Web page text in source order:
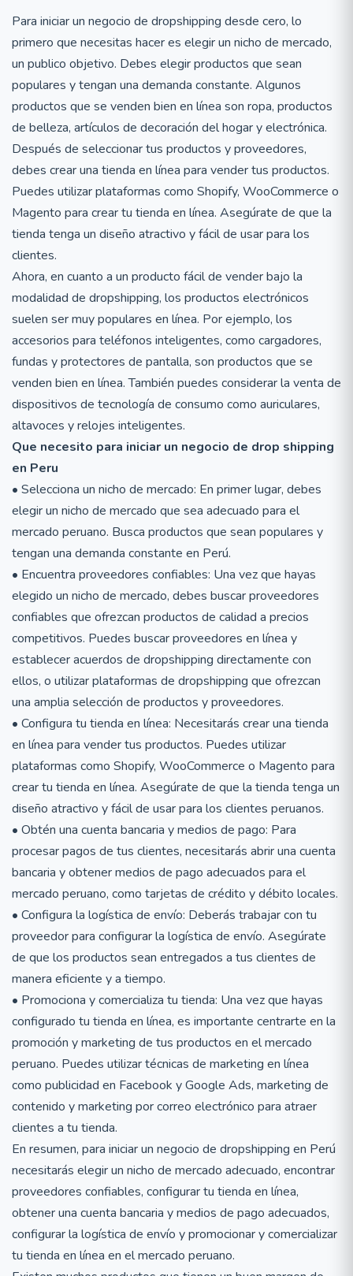
Para iniciar un negocio de dropshipping desde cero, lo
primero que necesitas hacer es elegir un nicho de mercado,
un publico objetivo. Debes elegir productos que sean
populares y tengan una demanda constante. Algunos
productos que se venden bien en línea son ropa, productos
de belleza, artículos de decoración del hogar y electrónica.
Después de seleccionar tus productos y proveedores,
debes crear una tienda en línea para vender tus productos.
Puedes utilizar plataformas como Shopify, WooCommerce o
Magento para crear tu tienda en línea. Asegúrate de que la
tienda tenga un diseño atractivo y fácil de usar para los
clientes.
Ahora, en cuanto a un producto fácil de vender bajo la
modalidad de dropshipping, los productos electrónicos
suelen ser muy populares en línea. Por ejemplo, los
accesorios para teléfonos inteligentes, como cargadores,
fundas y protectores de pantalla, son productos que se
venden bien en línea. También puedes considerar la venta de
dispositivos de tecnología de consumo como auriculares,
altavoces y relojes inteligentes.
Que necesito para iniciar un negocio de drop shipping
en Peru
• Selecciona un nicho de mercado: En primer lugar, debes
elegir un nicho de mercado que sea adecuado para el
mercado peruano. Busca productos que sean populares y
tengan una demanda constante en Perú.
• Encuentra proveedores confiables: Una vez que hayas
elegido un nicho de mercado, debes buscar proveedores
confiables que ofrezcan productos de calidad a precios
competitivos. Puedes buscar proveedores en línea y
establecer acuerdos de dropshipping directamente con
ellos, o utilizar plataformas de dropshipping que ofrezcan
una amplia selección de productos y proveedores.
• Configura tu tienda en línea: Necesitarás crear una tienda
en línea para vender tus productos. Puedes utilizar
plataformas como Shopify, WooCommerce o Magento para
crear tu tienda en línea. Asegúrate de que la tienda tenga un
diseño atractivo y fácil de usar para los clientes peruanos.
• Obtén una cuenta bancaria y medios de pago: Para
procesar pagos de tus clientes, necesitarás abrir una cuenta
bancaria y obtener medios de pago adecuados para el
mercado peruano, como tarjetas de crédito y débito locales.
• Configura la logística de envío: Deberás trabajar con tu
proveedor para configurar la logística de envío. Asegúrate
de que los productos sean entregados a tus clientes de
manera eficiente y a tiempo.
• Promociona y comercializa tu tienda: Una vez que hayas
configurado tu tienda en línea, es importante centrarte en la
promoción y marketing de tus productos en el mercado
peruano. Puedes utilizar técnicas de marketing en línea
como publicidad en Facebook y Google Ads, marketing de
contenido y marketing por correo electrónico para atraer
clientes a tu tienda.
En resumen, para iniciar un negocio de dropshipping en Perú
necesitarás elegir un nicho de mercado adecuado, encontrar
proveedores confiables, configurar tu tienda en línea,
obtener una cuenta bancaria y medios de pago adecuados,
configurar la logística de envío y promocionar y comercializar
tu tienda en línea en el mercado peruano.